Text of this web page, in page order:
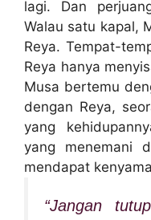
lagi. Dan
Walau satu kapal,
Reya. Tempat-
Reya hanya
Musa bertemu
dengan Reya,
yang
yang menemani
mendapat
“Jangan